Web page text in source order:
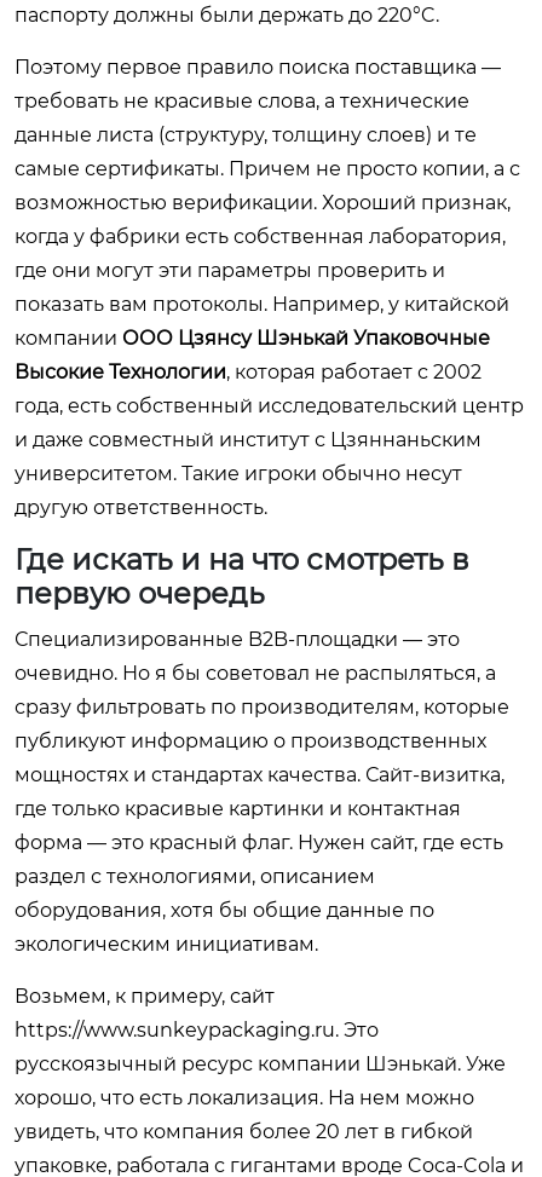
паспорту должны были держать до 220°C.
Поэтому первое правило поиска поставщика —
требовать не красивые слова, а технические
данные листа (структуру, толщину слоев) и те
самые сертификаты. Причем не просто копии, а с
возможностью верификации. Хороший признак,
когда у фабрики есть собственная лаборатория,
где они могут эти параметры проверить и
показать вам протоколы. Например, у китайской
компании ООО Цзянсу Шэнькай Упаковочные
Высокие Технологии, которая работает с 2002
года, есть собственный исследовательский центр
и даже совместный институт с Цзяннаньским
университетом. Такие игроки обычно несут
другую ответственность.
Где искать и на что смотреть в
первую очередь
Специализированные B2B-площадки — это
очевидно. Но я бы советовал не распыляться, а
сразу фильтровать по производителям, которые
публикуют информацию о производственных
мощностях и стандартах качества. Сайт-визитка,
где только красивые картинки и контактная
форма — это красный флаг. Нужен сайт, где есть
раздел с технологиями, описанием
оборудования, хотя бы общие данные по
экологическим инициативам.
Возьмем, к примеру, сайт
https://www.sunkeypackaging.ru. Это
русскоязычный ресурс компании Шэнькай. Уже
хорошо, что есть локализация. На нем можно
увидеть, что компания более 20 лет в гибкой
упаковке, работала с гигантами вроде Coca-Cola и